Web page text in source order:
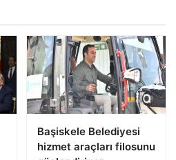
Başiskele Belediyesi
hizmet araçları filosunu